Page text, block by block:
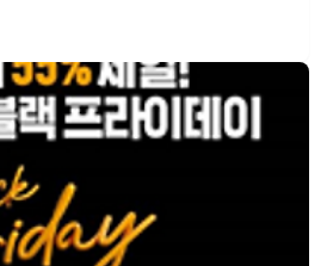
테크 등 부업을 하시는 분들이라면 한번
동차 광고 부업 애즈런 살펴보도록 하
가지고 있으시다면 수익을 만들 수 있는
플랫폼 애즈런 알아보도록 하겠습니다.
광고 스티커를 주는데 그것을 차량의 측
티커를 부착하고 30일간 운행 완료하시
줍니다. ※ 새 자동차라 걱정하시는 분도
자국이 남지 않는 재..